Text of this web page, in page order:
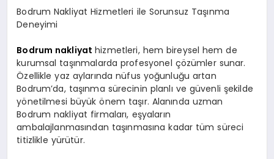
Bodrum Nakliyat Hizmetleri ile Sorunsuz Taşınma
Deneyimi
Bodrum nakliyat hizmetleri, hem bireysel hem de
kurumsal taşınmalarda profesyonel çözümler sunar.
Özellikle yaz aylarında nüfus yoğunluğu artan
Bodrum’da, taşınma sürecinin planlı ve güvenli şekilde
yönetilmesi büyük önem taşır. Alanında uzman
Bodrum nakliyat firmaları, eşyaların
ambalajlanmasından taşınmasına kadar tüm süreci
titizlikle yürütür.